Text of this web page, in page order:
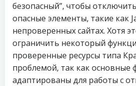
безопасный”, чтобы
опасные элементы, такие как
непроверенных сайтах. Хотя
ограничить некоторый
проверенные ресурсы типа
проблемой, так как основные
адаптированы для работы с